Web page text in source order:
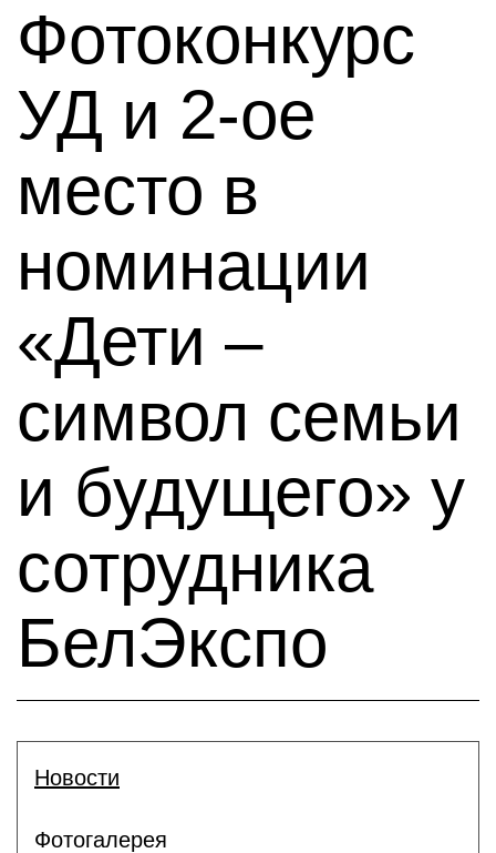
Фотоконкурс
УД и 2-ое
место в
номинации
«Дети –
символ семьи
и будущего» у
сотрудника
БелЭкспо
Новости
Фотогалерея